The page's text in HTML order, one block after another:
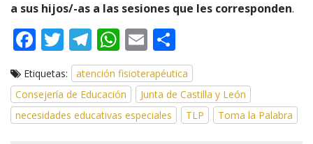
a sus hijos/-as a las sesiones que les corresponden.
F
e
b
o
T
w
itt
er
T
el
e
gr
a
W
h
at
s
A
E
m
ai
l
o
m
p
ar
Etiquetas:
atención fisioterapéutica
Consejería de Educación
Junta de Castilla y León
necesidades educativas especiales
TLP Toma la Palabra